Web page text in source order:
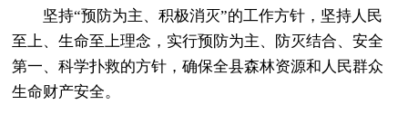
坚持“预防为主、积极消灭”的工作方针，坚持人民
至上、生命至上理念，实行预防为主、防灭结合、安全
第一、科学扑救的方针，确保全县森林资源和人民群众
生命财产安全。